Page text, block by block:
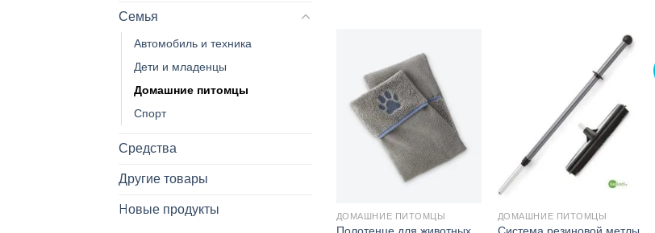
Семья
Автомобиль и техника
Дети и младенцы
Домашние питомцы
Спорт
Средства
Другие товары
Hовые продукты
ДОМАШНИЕ ПИТОМЦЫ ДОМАШНИЕ ПИТОМЦЫ